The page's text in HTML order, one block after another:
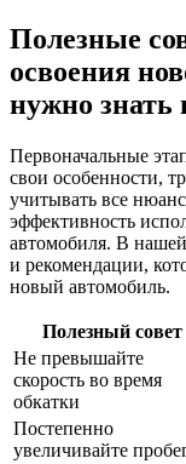
Полезные
освоения
нужно знать
Первоначальные
свои особенности,
учитывать все
эффективность
автомобиля. В
и рекомендации,
новый автомобиль.
Полезный совет
Не превышайте
скорость во время
обкатки
Постепенно
увеличивайте